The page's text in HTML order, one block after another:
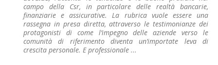
campo della Csr, in particolare delle realtà bancarie,
finanziarie e assicurative. La rubrica vuole essere una
rassegna in presa diretta, attraverso le testimonianze dei
protagonisti di come l’impegno delle aziende verso le
comunità di riferimento diventa un’importate leva di
crescita personale. E professionale ...